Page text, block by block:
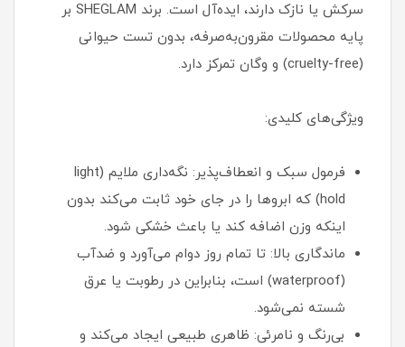
سرکش یا نازک دارند، ایده‌آل است. برند SHEGLAM بر
پایه محصولات مقرون‌به‌صرفه، بدون تست حیوانی
(cruelty-free) و وگان تمرکز دارد.
ویژگی‌های کلیدی:
فرمول سبک و انعطاف‌پذیر: نگه‌داری ملایم (light
hold) که ابروها را در جای خود ثابت می‌کند بدون
اینکه وزن اضافه کند یا باعث خشکی شود.
ماندگاری بالا: تا تمام روز دوام می‌آورد و ضدآب
(waterproof) است، بنابراین در رطوبت یا عرق
شسته نمی‌شود.
بی‌رنگ و نامرئی: ظاهری طبیعی ایجاد می‌کند و